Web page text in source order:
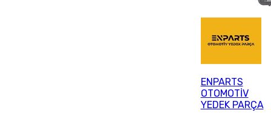
ENPARTS
OTOMOTİV
YEDEK PARÇA